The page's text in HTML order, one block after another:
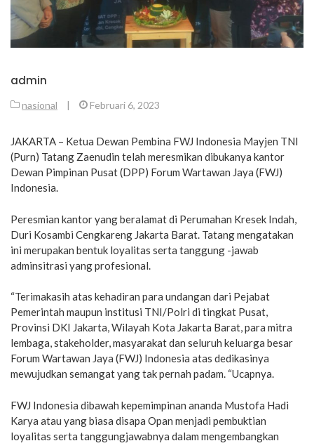
admin
nasional | Februari 6, 2023
JAKARTA – Ketua Dewan Pembina FWJ Indonesia Mayjen TNI
(Purn) Tatang Zaenudin telah meresmikan dibukanya kantor
Dewan Pimpinan Pusat (DPP) Forum Wartawan Jaya (FWJ)
Indonesia.
Peresmian kantor yang beralamat di Perumahan Kresek Indah,
Duri Kosambi Cengkareng Jakarta Barat. Tatang mengatakan
ini merupakan bentuk loyalitas serta tanggung -jawab
adminsitrasi yang profesional.
“Terimakasih atas kehadiran para undangan dari Pejabat
Pemerintah maupun institusi TNI/Polri di tingkat Pusat,
Provinsi DKI Jakarta, Wilayah Kota Jakarta Barat, para mitra
lembaga, stakeholder, masyarakat dan seluruh keluarga besar
Forum Wartawan Jaya (FWJ) Indonesia atas dedikasinya
mewujudkan semangat yang tak pernah padam. “Ucapnya.
FWJ Indonesia dibawah kepemimpinan ananda Mustofa Hadi
Karya atau yang biasa disapa Opan menjadi pembuktian
loyalitas serta tanggungjawabnya dalam mengembangkan